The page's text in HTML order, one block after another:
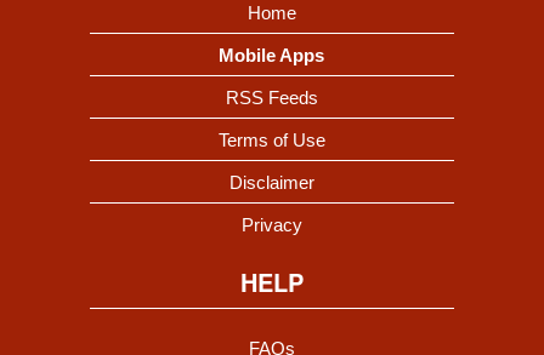
Home
Mobile Apps
RSS Feeds
Terms of Use
Disclaimer
Privacy
HELP
FAQs